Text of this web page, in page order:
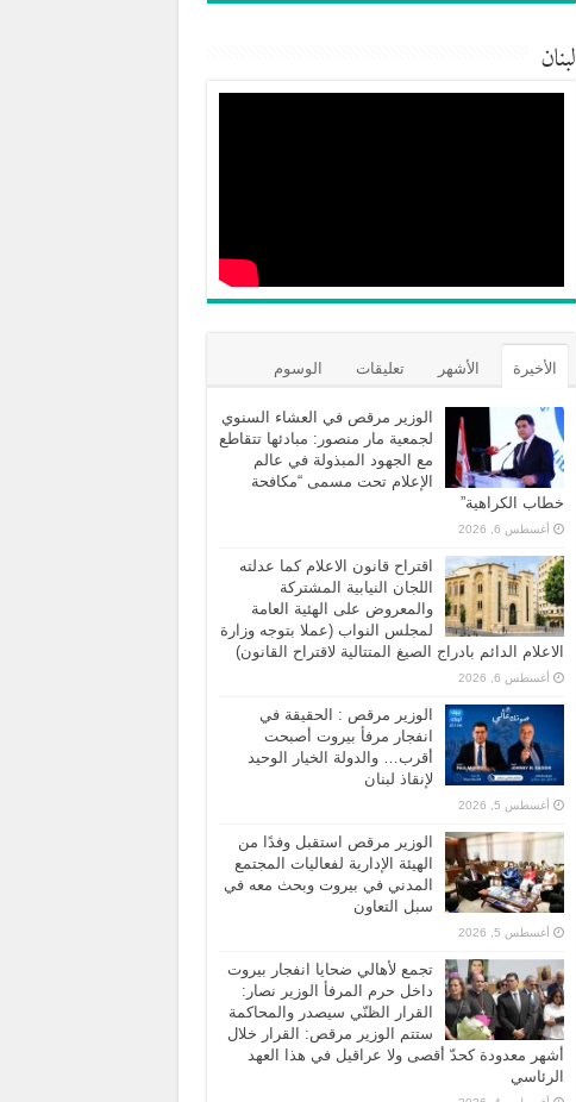
لبنان
الأخيرة الأشهر تعليقات الوسوم
الوزير مرقص في العشاء السنوي
لجمعية مار منصور: مبادئها تتقاطع
مع الجهود المبذولة في عالم
الإعلام تحت مسمى “مكافحة
خطاب الكراهية”
أغسطس 6, 2026
اقتراح قانون الاعلام كما عدلته
اللجان النيابية المشتركة
والمعروض على الهئية العامة
لمجلس النواب (عملا بتوجه وزارة
الاعلام الدائم بادراج الصيغ المتتالية لاقتراح القانون)
أغسطس 6, 2026
الوزير مرقص : الحقيقة في
انفجار مرفأ بيروت أصبحت
أقرب… والدولة الخيار الوحيد
لإنقاذ لبنان
أغسطس 5, 2026
الوزير مرقص استقبل وفدًا من
الهيئة الإدارية لفعاليات المجتمع
المدني في بيروت وبحث معه في
سبل التعاون
أغسطس 5, 2026
تجمع لأهالي ضحايا انفجار بيروت
داخل حرم المرفأ الوزير نصار:
القرار الظنّي سيصدر والمحاكمة
ستتم الوزير مرقص: القرار خلال
أشهر معدودة كحدّ أقصى ولا عراقيل في هذا العهد
الرئاسي